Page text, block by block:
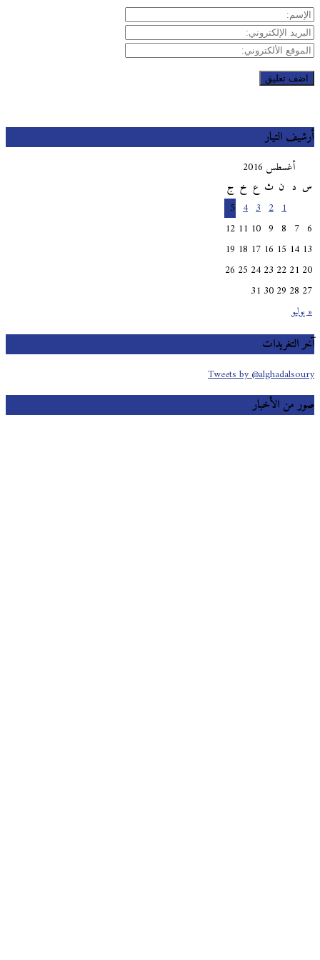
التيار
أغسطس 2016
د ن ث ع خ ج
2
3
4
5
7
8
9
10
11
12
14
15
16
17
18
19
21
22
23
24
25
26
28
29
30
31
التغريدات
Tweets by
من الأخبار